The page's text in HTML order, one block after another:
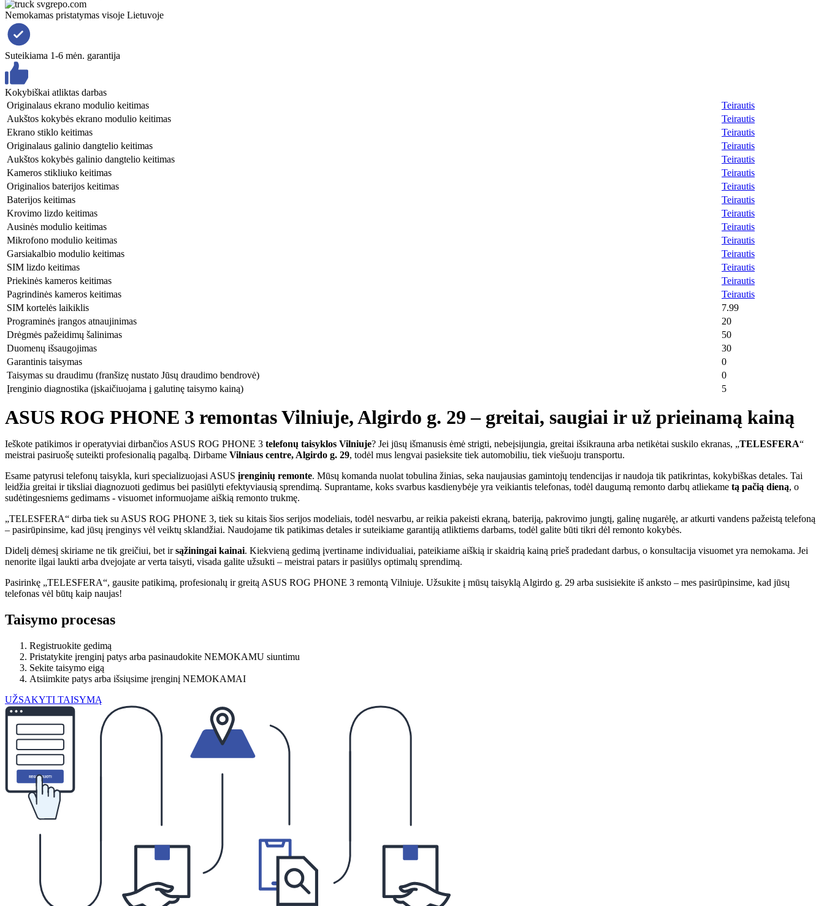
Nemokamas pristatymas visoje Lietuvoje
Suteikiama 1-6 mėn. garantija
Kokybiškai atliktas darbas
Originalaus ekrano modulio keitimas
Teirautis
Aukštos kokybės ekrano modulio keitimas
Teirautis
Ekrano stiklo keitimas
Teirautis
Originalaus galinio dangtelio keitimas
Teirautis
Aukštos kokybės galinio dangtelio keitimas
Teirautis
Kameros stikliuko keitimas
Teirautis
Originalios baterijos keitimas
Teirautis
Baterijos keitimas
Teirautis
Krovimo lizdo keitimas
Teirautis
Ausinės modulio keitimas
Teirautis
Mikrofono modulio keitimas
Teirautis
Garsiakalbio modulio keitimas
Teirautis
SIM lizdo keitimas
Teirautis
Priekinės kameros keitimas
Teirautis
Pagrindinės kameros keitimas
Teirautis
SIM kortelės laikiklis
7.99
Programinės įrangos atnaujinimas
20
Drėgmės pažeidimų šalinimas
50
Duomenų išsaugojimas
30
Garantinis taisymas
0
Taisymas su draudimu (franšizę nustato Jūsų draudimo bendrovė)
0
Įrenginio diagnostika (įskaičiuojama į galutinę taisymo kainą)
5
ASUS ROG PHONE 3 remontas Vilniuje, Algirdo g. 29 – greitai, saugiai ir už prieinamą kainą
Ieškote patikimos ir operatyviai dirbančios ASUS ROG PHONE 3 telefonų taisyklos Vilniuje? Jei jūsų išmanusis ėmė strigti, nebeįsijungia, greitai išsikrauna arba netikėtai suskilo ekranas, „TELESFERA“
meistrai pasiruošę suteikti profesionalią pagalbą. Dirbame Vilniaus centre, Algirdo g. 29, todėl mus lengvai pasieksite tiek automobiliu, tiek viešuoju transportu.
Esame patyrusi telefonų taisykla, kuri specializuojasi ASUS įrenginių remonte. Mūsų komanda nuolat tobulina žinias, seka naujausias gamintojų tendencijas ir naudoja tik patikrintas, kokybiškas detales. Tai
leidžia greitai ir tiksliai diagnozuoti gedimus bei pasiūlyti efektyviausią sprendimą. Suprantame, koks svarbus kasdienybėje yra veikiantis telefonas, todėl daugumą remonto darbų atliekame tą pačią dieną, o
sudėtingesniems gedimams - visuomet informuojame aiškią remonto trukmę.
„TELESFERA“ dirba tiek su ASUS ROG PHONE 3, tiek su kitais šios serijos modeliais, todėl nesvarbu, ar reikia pakeisti ekraną, bateriją, pakrovimo jungtį, galinę nugarėlę, ar atkurti vandens pažeistą telefoną
– pasirūpinsime, kad jūsų įrenginys vėl veiktų sklandžiai. Naudojame tik patikimas detales ir suteikiame garantiją atliktiems darbams, todėl galite būti tikri dėl remonto kokybės.
Didelį dėmesį skiriame ne tik greičiui, bet irsąžiningai kainai. Kiekvieną gedimą įvertiname individualiai, pateikiame aiškią ir skaidrią kainą prieš pradedant darbus, o konsultacija visuomet yra nemokama. Jei
nenorite ilgai laukti arba dvejojate ar verta taisyti, visada galite užsukti – meistrai patars ir pasiūlys optimalų sprendimą.
Pasirinkę „TELESFERA“, gausite patikimą, profesionalų ir greitą ASUS ROG PHONE 3 remontą Vilniuje. Užsukite į mūsų taisyklą Algirdo g. 29 arba susisiekite iš anksto – mes pasirūpinsime, kad jūsų
telefonas vėl būtų kaip naujas!
Taisymo procesas
Registruokite gedimą
Pristatykite įrenginį patys arba pasinaudokite NEMOKAMU siuntimu
Sekite taisymo eigą
Atsiimkite patys arba išsiųsime įrenginį NEMOKAMAI
UŽSAKYTI TAISYMĄ